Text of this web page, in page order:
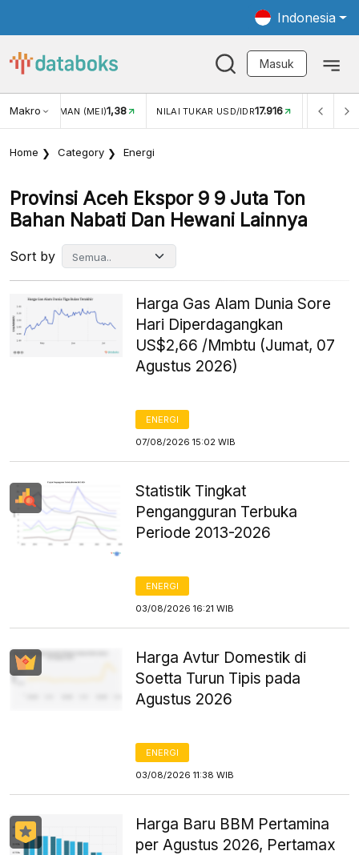
Indonesia
Masuk
Makro
WISMAN (MEI) 1,38 NILAI TUKAR USD/IDR 17.916 INFLASI YOY
Home Category Energi
Provinsi Aceh Ekspor 9 9 Juta Ton
Bahan Nabati Dan Hewani Lainnya
Sort by
Harga Gas Alam Dunia Sore
Hari Diperdagangkan
US$2,66 /Mmbtu (Jumat, 07
Agustus 2026)
ENERGI
07/08/2026 15:02 WIB
Statistik Tingkat
Pengangguran Terbuka
Periode 2013-2026
ENERGI
03/08/2026 16:21 WIB
Harga Avtur Domestik di
Soetta Turun Tipis pada
Agustus 2026
ENERGI
03/08/2026 11:38 WIB
Harga Baru BBM Pertamina
per Agustus 2026, Pertamax